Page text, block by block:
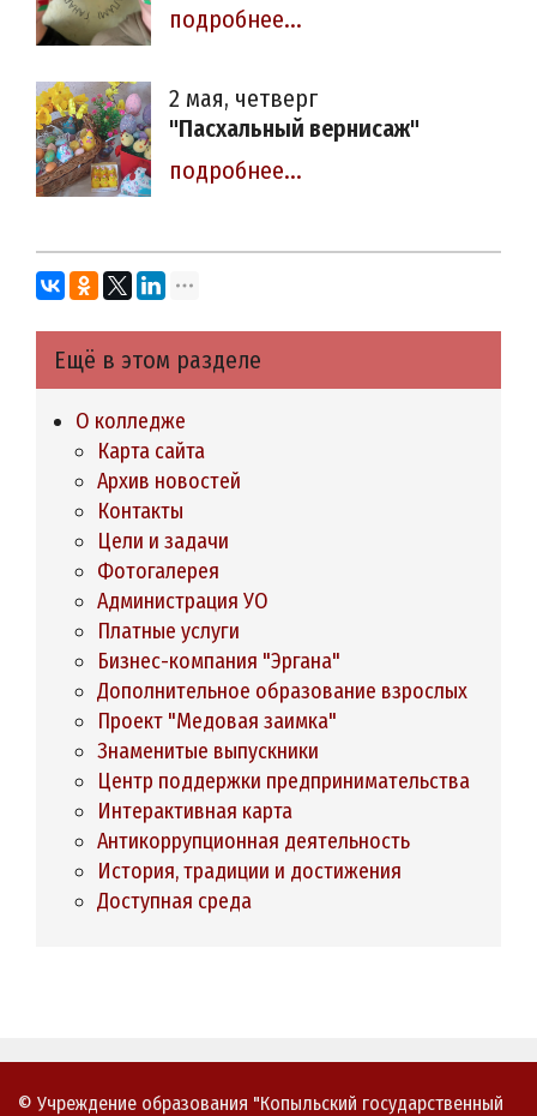
подробнее...
2 мая, четверг
"Пасхальный вернисаж"
подробнее...
Ещё в этом разделе
О колледже
Карта сайта
Архив новостей
Контакты
Цели и задачи
Фотогалерея
Администрация УО
Платные услуги
Бизнес-компания "Эргана"
Дополнительное образование взрослых
Проект "Медовая заимка"
Знаменитые выпускники
Центр поддержки предпринимательства
Интерактивная карта
Антикоррупционная деятельность
История, традиции и достижения
Доступная среда
© Учреждение образования "Копыльский государственный